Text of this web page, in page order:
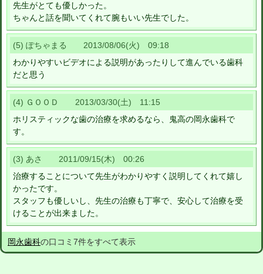
先生がとても優しかった。
ちゃんと話を聞いてくれて腕もいい先生でした。
(5) ぽちゃまる 2013/08/06(火) 09:18
わかりやすいビデオによる説明があったりして進んでいる歯科
だと思う
(4) ＧＯＯＤ 2013/03/30(土) 11:15
ホリスティックな歯の治療を求めるなら、鬼高の岡永歯科で
す。
(3) あさ 2011/09/15(木) 00:26
治療することについて先生がわかりやすく説明してくれて嬉し
かったです。
スタッフも優しいし、先生の治療も丁寧で、安心して治療を受
けることが出来ました。
岡永歯科の口コミ7件をすべて表示